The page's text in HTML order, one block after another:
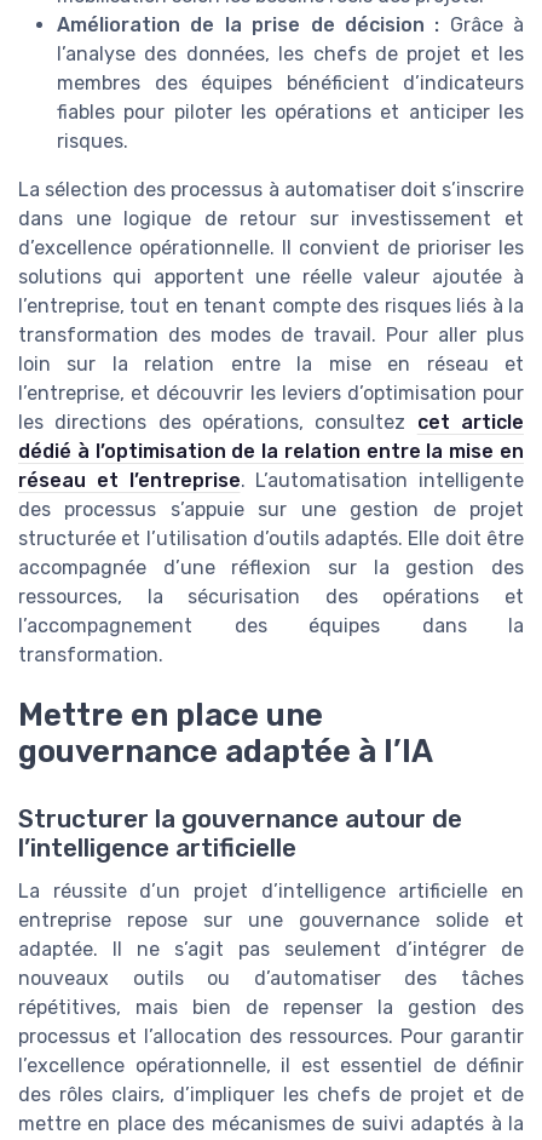
Amélioration de la prise de décision : Grâce à
l’analyse des données, les chefs de projet et les
membres des équipes bénéficient d’indicateurs
fiables pour piloter les opérations et anticiper les
risques.
La sélection des processus à automatiser doit s’inscrire
dans une logique de retour sur investissement et
d’excellence opérationnelle. Il convient de prioriser les
solutions qui apportent une réelle valeur ajoutée à
l’entreprise, tout en tenant compte des risques liés à la
transformation des modes de travail. Pour aller plus
loin sur la relation entre la mise en réseau et
l’entreprise, et découvrir les leviers d’optimisation pour
les directions des opérations, consultez cet article
dédié à l’optimisation de la relation entre la mise en
réseau et l’entreprise. L’automatisation intelligente
des processus s’appuie sur une gestion de projet
structurée et l’utilisation d’outils adaptés. Elle doit être
accompagnée d’une réflexion sur la gestion des
ressources, la sécurisation des opérations et
l’accompagnement des équipes dans la
transformation.
Mettre en place une
gouvernance adaptée à l’IA
Structurer la gouvernance autour de
l’intelligence artificielle
La réussite d’un projet d’intelligence artificielle en
entreprise repose sur une gouvernance solide et
adaptée. Il ne s’agit pas seulement d’intégrer de
nouveaux outils ou d’automatiser des tâches
répétitives, mais bien de repenser la gestion des
processus et l’allocation des ressources. Pour garantir
l’excellence opérationnelle, il est essentiel de définir
des rôles clairs, d’impliquer les chefs de projet et de
mettre en place des mécanismes de suivi adaptés à la